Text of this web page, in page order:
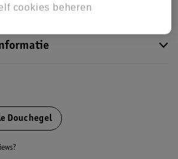
Douchegel
cookies beheren